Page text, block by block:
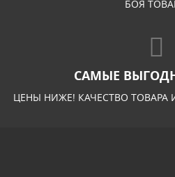
БОЯ
САМЫЕ
ЦЕНЫ НИЖЕ! КАЧЕСТВО